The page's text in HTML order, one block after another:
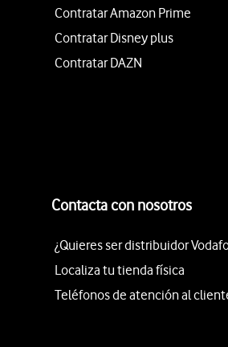
Contratar Amazon Prime
Contratar Disney plus
Contratar DAZN
Contacta con nosotros
¿Quieres ser distribuidor
Localiza tu tienda física
Teléfonos de atención al